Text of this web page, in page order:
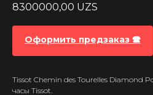
8300000,00 UZS
Оформить предзаказ 🕿
Tissot Chemin des Tourelles Diamond
часы Tissot.